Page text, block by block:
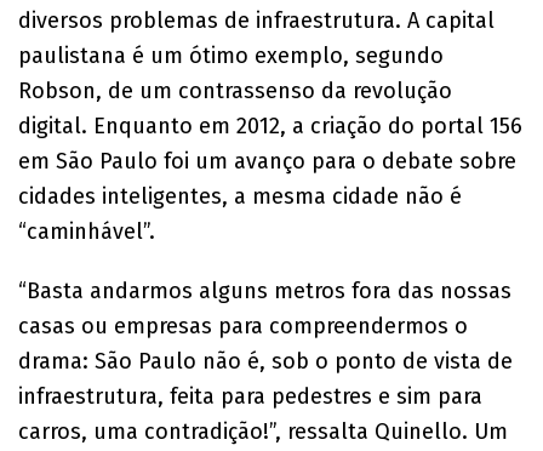
diversos problemas de infraestrutura. A capital
paulistana é um ótimo exemplo, segundo
Robson, de um contrassenso da revolução
digital. Enquanto em 2012, a criação do portal 156
em São Paulo foi um avanço para o debate sobre
cidades inteligentes, a mesma cidade não é
“caminhável”.
“Basta andarmos alguns metros fora das nossas
casas ou empresas para compreendermos o
drama: São Paulo não é, sob o ponto de vista de
infraestrutura, feita para pedestres e sim para
carros, uma contradição!”, ressalta Quinello. Um